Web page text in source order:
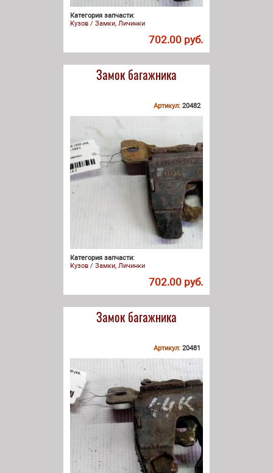
Категория запчасти:
Кузов / Замки, Личинки
702.00 руб.
Замок багажника
Артикул: 20482
Категория запчасти:
Кузов / Замки, Личинки
702.00 руб.
Замок багажника
Артикул: 20481